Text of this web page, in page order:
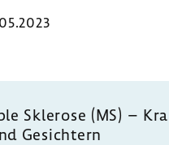
Skle­rose (MS) –
Gesich­tern